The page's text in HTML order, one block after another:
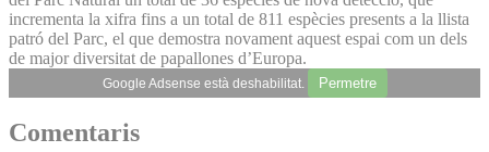
incrementa la xifra fins a un total de 811 espècies presents a la llista
patró del Parc, el que demostra novament aquest espai com un dels
de major diversitat de papallones d’Europa.
Google Adsense està deshabilitat. Permetre
Comentaris